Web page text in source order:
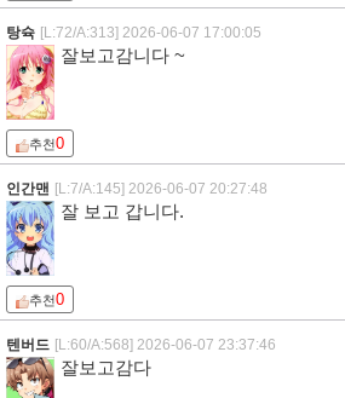
탕슉 [L:72/A:313] 2026-06-07 17:00:05
잘보고감니다 ~
추천0
인간맨 [L:7/A:145] 2026-06-07 20:27:48
잘 보고 갑니다.
추천0
텐버드 [L:60/A:568] 2026-06-07 23:37:46
잘보고감다